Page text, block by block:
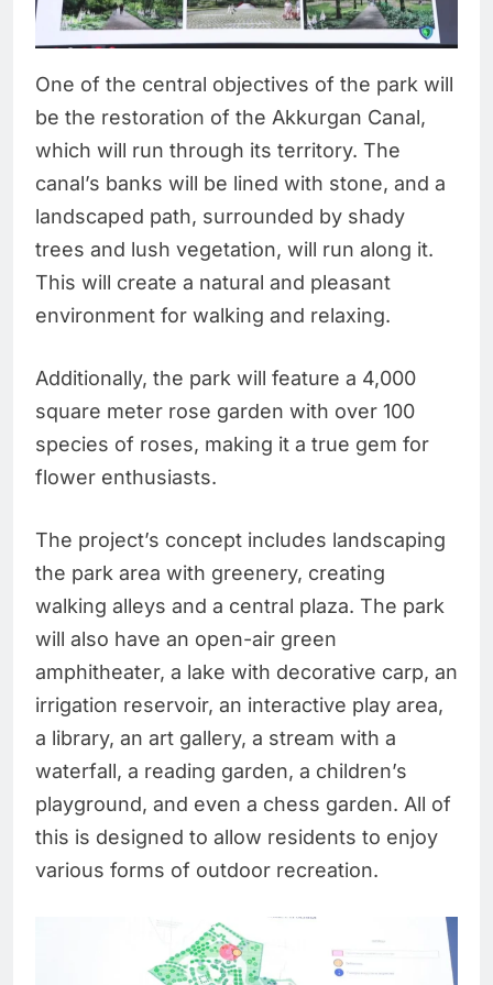
One of the central objectives of the park will
be the restoration of the Akkurgan Canal,
which will run through its territory. The
canal’s banks will be lined with stone, and a
landscaped path, surrounded by shady
trees and lush vegetation, will run along it.
This will create a natural and pleasant
environment for walking and relaxing.
Additionally, the park will feature a 4,000
square meter rose garden with over 100
species of roses, making it a true gem for
flower enthusiasts.
The project’s concept includes landscaping
the park area with greenery, creating
walking alleys and a central plaza. The park
will also have an open-air green
amphitheater, a lake with decorative carp, an
irrigation reservoir, an interactive play area,
a library, an art gallery, a stream with a
waterfall, a reading garden, a children’s
playground, and even a chess garden. All of
this is designed to allow residents to enjoy
various forms of outdoor recreation.